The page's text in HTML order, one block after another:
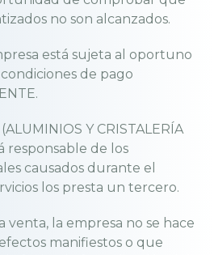
no son alcanzados.
está sujeta al oportuno
de pago
Y CRISTALERÍA
responsable de los
causados durante el
los presta un tercero.
venta, la empresa no se hace
manifiestos o que